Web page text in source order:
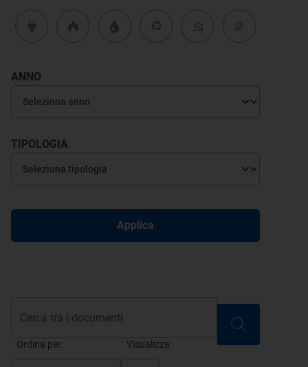
ANNO
TIPOLOGIA
Applica
Ordina per: Visualizza: